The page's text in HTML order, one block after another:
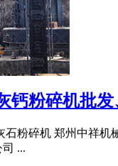
钙粉碎机批
粉碎机 郑州中祥
...